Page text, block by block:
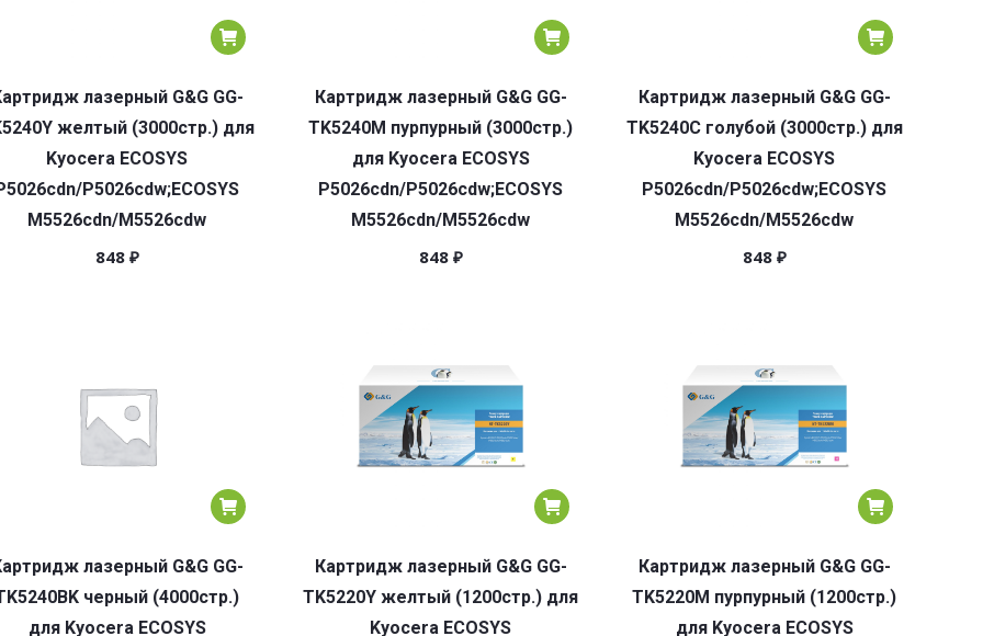
лазерный G&G GG-
желтый (3000стр.) для
Kyocera ECOSYS
P5026cdw;ECOSYS
M5526cdn/M5526cdw
848 ₽
Картридж лазерный G&G GG-
TK5240M пурпурный (3000стр.)
для Kyocera ECOSYS
P5026cdn/P5026cdw;ECOSYS
M5526cdn/M5526cdw
848 ₽
Картридж лазерный G&G GG-
TK5240C голубой (3000стр.) для
Kyocera ECOSYS
P5026cdn/P5026cdw;ECOSYS
M5526cdn/M5526cdw
848 ₽
лазерный G&G GG-
черный (4000стр.)
для Kyocera ECOSYS
Картридж лазерный G&G GG-
TK5220Y желтый (1200стр.) для
Kyocera ECOSYS
Картридж лазерный G&G GG-
TK5220M пурпурный (1200стр.)
для Kyocera ECOSYS